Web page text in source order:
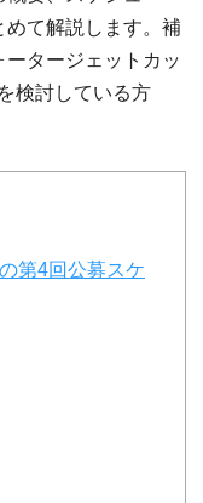
めて解説します。補
タージェットカッ
検討している方
第4回公募スケ